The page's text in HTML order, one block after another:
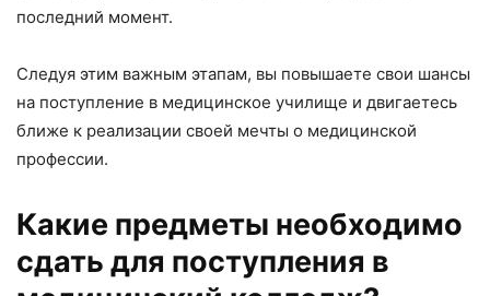
последний момент.
Следуя этим важным этапам, вы повышаете свои шансы
на поступление в медицинское училище и двигаетесь
ближе к реализации своей мечты о медицинской
профессии.
Какие предметы необходимо
сдать для поступления в